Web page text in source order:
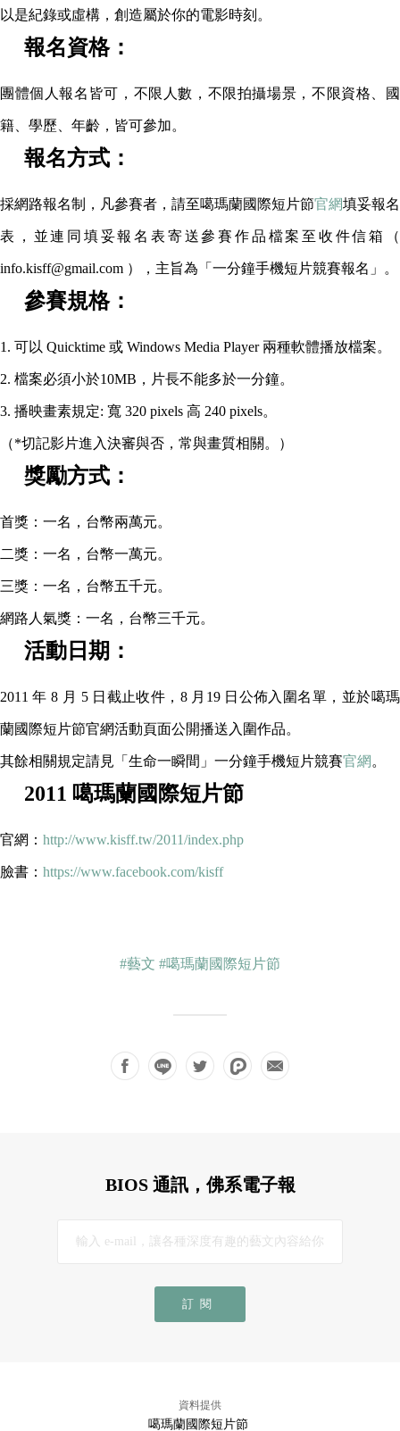
以是紀錄或虛構，創造屬於你的電影時刻。
報名資格：
團體個人報名皆可，不限人數，不限拍攝場景，不限資格、國
籍、學歷、年齡，皆可參加。
報名方式：
採網路報名制，凡參賽者，請至噶瑪蘭國際短片節官網填妥報名
表，並連同填妥報名表寄送參賽作品檔案至收件信箱（
info.kisff@gmail.com ），主旨為「一分鐘手機短片競賽報名」。
參賽規格：
1. 可以 Quicktime 或 Windows Media Player 兩種軟體播放檔案。
2. 檔案必須小於10MB，片長不能多於一分鐘。
3. 播映畫素規定: 寬 320 pixels 高 240 pixels。
（*切記影片進入決審與否，常與畫質相關。）
獎勵方式：
首獎：一名，台幣兩萬元。
二獎：一名，台幣一萬元。
三獎：一名，台幣五千元。
網路人氣獎：一名，台幣三千元。
活動日期：
2011 年 8 月 5 日截止收件，8 月19 日公佈入圍名單，並於噶瑪
蘭國際短片節官網活動頁面公開播送入圍作品。
其餘相關規定請見「生命一瞬間」一分鐘手機短片競賽官網 。
2011 噶瑪蘭國際短片節
官網： http://www.kisff.tw/2011/index.php
臉書： https://www.facebook.com/kisff
#藝文 #噶瑪蘭國際短片節
BIOS 通訊，佛系電子報
訂閱
資料提供
噶瑪蘭國際短片節